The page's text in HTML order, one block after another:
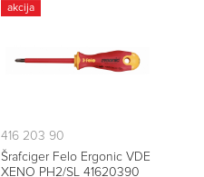
akcija
416 203 90
Šrafciger Felo Ergonic VDE
XENO PH2/SL 41620390